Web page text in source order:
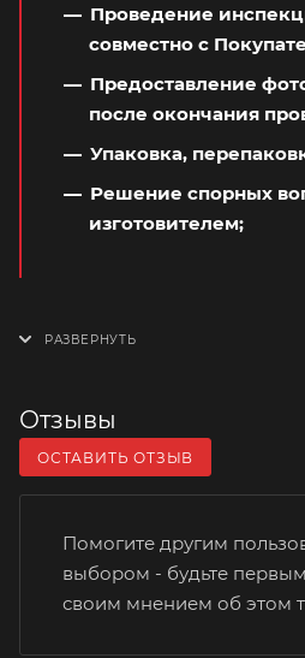
Проведение
совместно с
Предоставление
после окончания
Упаковка,
Решение спорных
изготовителем;
Отзывы
ОСТАВИТЬ ОТЗЫВ
Помогите другим
выбором - будьте
своим мнением об этом